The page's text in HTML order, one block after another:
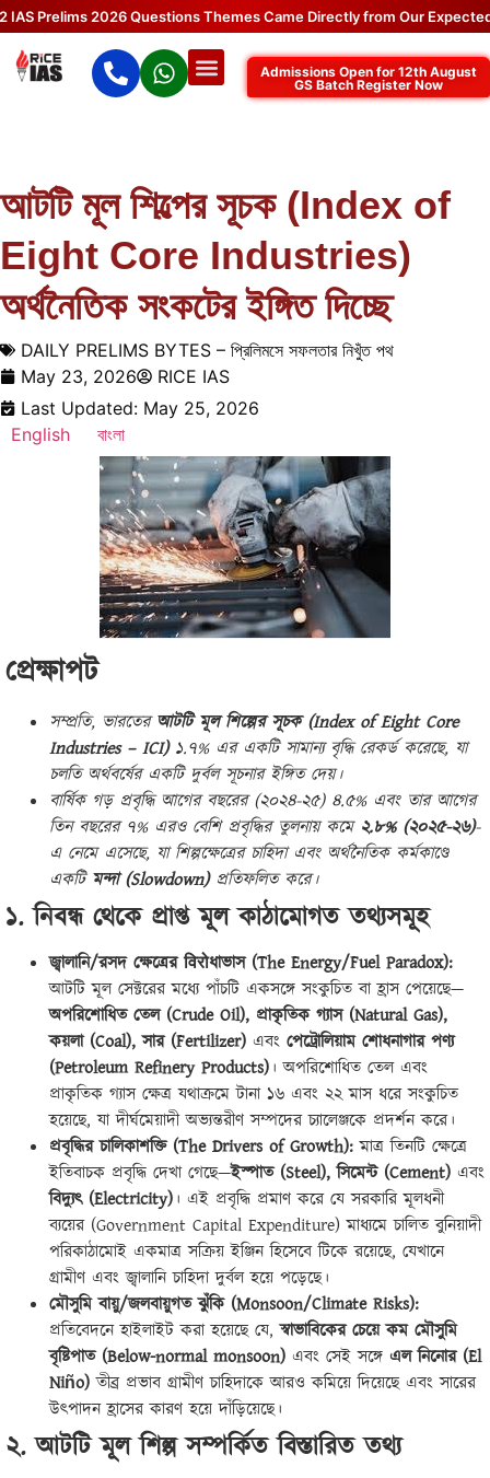
Prelims 2026 Questions Themes Came Directly from Our Expected
Admissions Open for 12th August
GS Batch Register Now
আটটি মূল শিল্পের সূচক (Index of
Eight Core Industries)
অর্থনৈতিক সংকটের ইঙ্গিত দিচ্ছে
DAILY PRELIMS BYTES – প্রিলিমসে সফলতার নিখুঁত পথ
May 23, 2026
RICE IAS
Last Updated: May 25, 2026
English
বাংলা
প্রেক্ষাপট
সম্প্রতি, ভারতেরআটটি মূল শিল্পের সূচক (Index of Eight Core
Industries – ICI)১.৭% এর একটি সামান্য বৃদ্ধি রেকর্ড করেছে, যা
চলতি অর্থবর্ষের একটি দুর্বল সূচনার ইঙ্গিত দেয়।
বার্ষিক গড় প্রবৃদ্ধি আগের বছরের (২০২৪-২৫) ৪.৫% এবং তার আগের
তিন বছরের ৭% এরও বেশি প্রবৃদ্ধির তুলনায় কমে ২.৮% (২০২৫-২৬)-
এ নেমে এসেছে, যা শিল্পক্ষেত্রের চাহিদা এবং অর্থনৈতিক কর্মকাণ্ডে
একটি মন্দা (Slowdown)প্রতিফলিত করে।
১. নিবন্ধ থেকে প্রাপ্ত মূল কাঠামোগত তথ্যসমূহ
জ্বালানি/রসদ ক্ষেত্রের विरोধাভাস (The Energy/Fuel Paradox):
আটটি মূল সেক্টরের মধ্যে পাঁচটি একসঙ্গে সংকুচিত বা হ্রাস পেয়েছে—
অপরিশোধিত তেল (Crude Oil), প্রাকৃতিক গ্যাস (Natural Gas),
কয়লা (Coal), সার (Fertilizer) এবং পেট্রোলিয়াম শোধনাগার পণ্য
(Petroleum Refinery Products)। অপরিশোধিত তেল এবং
প্রাকৃতিক গ্যাস ক্ষেত্র যথাক্রমে টানা ১৬ এবং ২২ মাস ধরে সংকুচিত
হয়েছে, যা দীর্ঘমেয়াদী অভ্যন্তরীণ সম্পদের চ্যালেঞ্জকে প্রদর্শন করে।
প্রবৃদ্ধির চালিকাশক্তি (The Drivers of Growth): মাত্র তিনটি ক্ষেত্রে
ইতিবাচক প্রবৃদ্ধি দেখা গেছে—ইস্পাত (Steel), সিমেন্ট (Cement) এবং
বিদ্যুৎ (Electricity)। এই প্রবৃদ্ধি প্রমাণ করে যে সরকারি মূলধনী
ব্যয়ের (Government Capital Expenditure) মাধ্যমে চালিত বুনিয়াদী
পরিকাঠামোই একমাত্র সক্রিয় ইঞ্জিন হিসেবে টিকে রয়েছে, যেখানে
গ্রামীণ এবং জ্বালানি চাহিদা দুর্বল হয়ে পড়েছে।
মৌসুমি বায়ু/জলবায়ুগত ঝুঁকি (Monsoon/Climate Risks):
প্রতিবেদনে হাইলাইট করা হয়েছে যে,স্বাভাবিকের চেয়ে কম মৌসুমি
বৃষ্টিপাত (Below-normal monsoon) এবং সেই সঙ্গে এল নিনোর (El
Niño) তীব্র প্রভাব গ্রামীণ চাহিদাকে আরও কমিয়ে দিয়েছে এবং সারের
উৎপাদন হ্রাসের কারণ হয়ে দাঁড়িয়েছে।
২. আটটি মূল শিল্প সম্পর্কিত বিস্তারিত তথ্য